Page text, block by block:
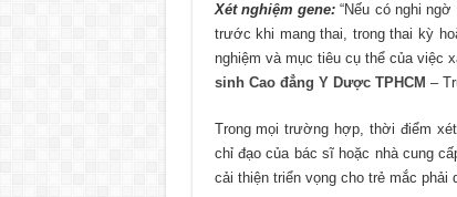
Xét nghiệm gene:“Nếu có nghi
trước khi mang thai, trong thai kỳ
nghiệm và mục tiêu cụ thể của việc
sinh Cao đẳng Y Dược TPHCM –
Trong mọi trường hợp, thời điểm
chỉ đạo của bác sĩ hoặc nhà cung
cải thiện triển vọng cho trẻ mắc